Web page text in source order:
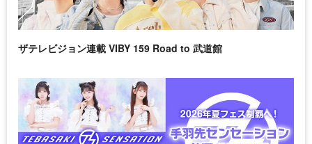
ザテレビジョン連載 VIBY 159 Road to 武道館